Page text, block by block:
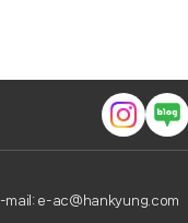
mail: e-ac@hankyung.com